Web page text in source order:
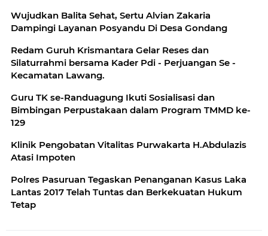
Wujudkan Balita Sehat, Sertu Alvian Zakaria
Dampingi Layanan Posyandu Di Desa Gondang
Redam Guruh Krismantara Gelar Reses dan
Silaturrahmi bersama Kader Pdi - Perjuangan Se -
Kecamatan Lawang.
Guru TK se-Randuagung Ikuti Sosialisasi dan
Bimbingan Perpustakaan dalam Program TMMD ke-
129
Klinik Pengobatan Vitalitas Purwakarta H.Abdulazis
Atasi Impoten
Polres Pasuruan Tegaskan Penanganan Kasus Laka
Lantas 2017 Telah Tuntas dan Berkekuatan Hukum
Tetap